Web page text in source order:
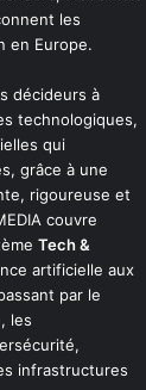
les
en Europe.
décideurs à
technologiques,
qui
grâce à une
rigoureuse et
couvre
Tech &
artificielle aux
par le
les
infrastructures